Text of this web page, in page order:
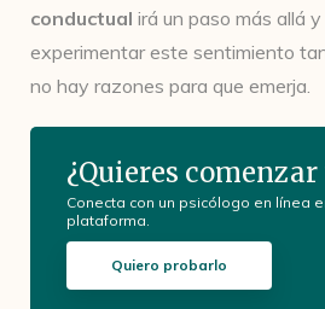
conductual irá un paso más allá
experimentar este sentimiento
no hay razones para que emerja.
¿Quieres
Conecta con un psicólogo en línea
plataforma.
Quiero probarlo